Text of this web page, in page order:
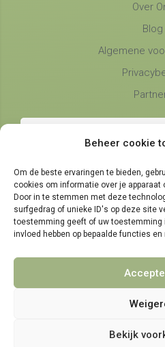
Beheer cookie
Om de beste ervaringen te bieden,
cookies om informatie over je apparaat
Door in te stemmen met deze
surfgedrag of unieke ID's op deze site
toestemming geeft of uw toestemming
invloed hebben op bepaalde functies
Bekijk
Telefonische
maandag, dinsdag en
9:00 - 14:30
woensdag en vrijdag
9:00 - 11:30
Over
Blog
Algemene
© 2021 - 2026 NamensMij.nl |